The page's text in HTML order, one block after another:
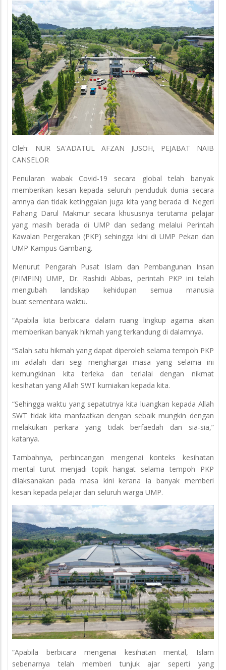
Oleh: NUR SA'ADATUL AFZAN JUSOH, PEJABAT NAIB
CANSELOR
Penularan wabak Covid-19 secara global telah banyak
memberikan kesan kepada seluruh penduduk dunia secara
amnya dan tidak ketinggalan juga kita yang berada di Negeri
Pahang Darul Makmur secara khususnya terutama pelajar
yang masih berada di UMP dan sedang melalui Perintah
Kawalan Pergerakan (PKP) sehingga kini di UMP Pekan dan
UMP Kampus Gambang.
Menurut Pengarah Pusat Islam dan Pembangunan Insan
(PIMPIN) UMP, Dr. Rashidi Abbas, perintah PKP ini telah
mengubah landskap kehidupan semua manusia
buat sementara waktu.
“Apabila kita berbicara dalam ruang lingkup agama akan
memberikan banyak hikmah yang terkandung di dalamnya.
“Salah satu hikmah yang dapat diperoleh selama tempoh PKP
ini adalah dari segi menghargai masa yang selama ini
kemungkinan kita terleka dan terlalai dengan nikmat
kesihatan yang Allah SWT kurniakan kepada kita.
“Sehingga waktu yang sepatutnya kita luangkan kepada Allah
SWT tidak kita manfaatkan dengan sebaik mungkin dengan
melakukan perkara yang tidak berfaedah dan sia-sia,”
katanya.
Tambahnya, perbincangan mengenai konteks kesihatan
mental turut menjadi topik hangat selama tempoh PKP
dilaksanakan pada masa kini kerana ia banyak memberi
kesan kepada pelajar dan seluruh warga UMP.
“Apabila berbicara mengenai kesihatan mental, Islam
sebenarnya telah memberi tunjuk ajar seperti yang